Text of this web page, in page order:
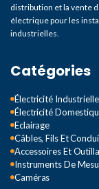
distribution et la vente
électrique pour les
industrielles.
Catégories
Électricité Industrielle
Électricité
Eclairage
Câbles, Fils Et
Accessoires Et
Instruments De
Caméras